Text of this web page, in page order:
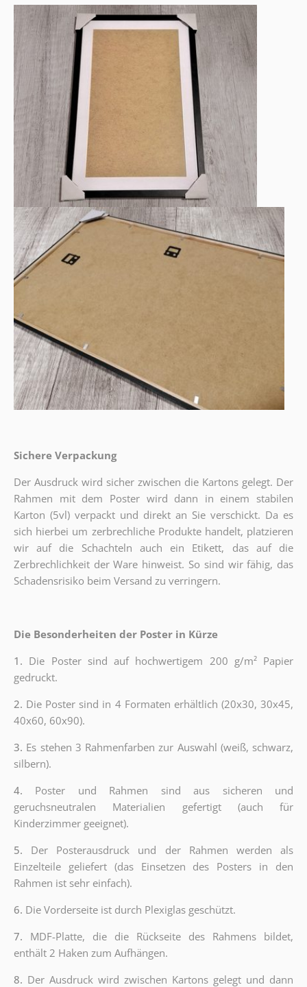
Sichere Verpackung
Der Ausdruck wird sicher zwischen die Kartons gelegt. Der
Rahmen mit dem Poster wird dann in einem stabilen
Karton (5vl) verpackt und direkt an Sie verschickt. Da es
sich hierbei um zerbrechliche Produkte handelt, platzieren
wir auf die Schachteln auch ein Etikett, das auf die
Zerbrechlichkeit der Ware hinweist. So sind wir fähig, das
Schadensrisiko beim Versand zu verringern.
Die Besonderheiten der Poster in Kürze
1. Die Poster sind auf hochwertigem 200 g/m² Papier
gedruckt.
2. Die Poster sind in 4 Formaten erhältlich (20x30, 30x45,
40x60, 60x90).
3. Es stehen 3 Rahmenfarben zur Auswahl (weiß, schwarz,
silbern).
4. Poster und Rahmen sind aus sicheren und
geruchsneutralen Materialien gefertigt (auch für
Kinderzimmer geeignet).
5. Der Posterausdruck und der Rahmen werden als
Einzelteile geliefert (das Einsetzen des Posters in den
Rahmen ist sehr einfach).
6. Die Vorderseite ist durch Plexiglas geschützt.
7. MDF-Platte, die die Rückseite des Rahmens bildet,
enthält 2 Haken zum Aufhängen.
8. Der Ausdruck wird zwischen Kartons gelegt und dann